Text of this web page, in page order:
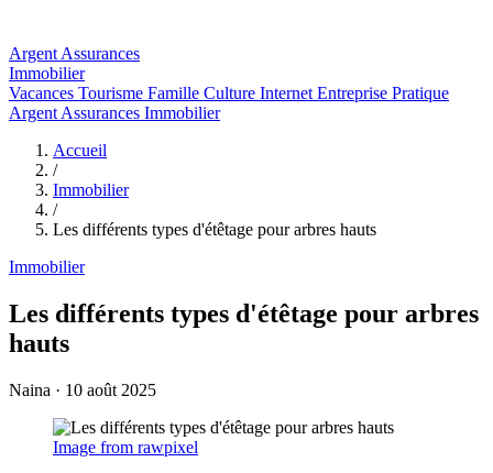
Argent Assurances
Immobilier
Vacances Tourisme Famille Culture Internet Entreprise Pratique
Argent Assurances Immobilier
Accueil
/
Immobilier
/
Les différents types d'étêtage pour arbres hauts
Immobilier
Les différents types d'étêtage pour arbres
hauts
Naina · 10 août 2025
Image from rawpixel